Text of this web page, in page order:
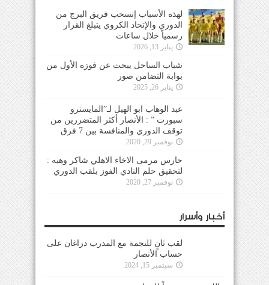
لهذه الأسباب إنسحب فريق البرج من
الدوري والإتحاد الكروي يتبلغ القرار
رسمياً خلال ساعات
يناير 13, 2026
شباب الساحل يبحث عن فوزه الأول من
بوابة التضامن صور
يناير 26, 2025
عبد الوهاب ابو الهيل لـ”المايسترو
سبورت ” : الأنصار أكثر المتضررين من
توقف الدوري والمنافسة بين 7 فرق
نوفمبر 29, 2020
حارس مرمى الاخاء الاهلي شاكر وهبه :
لتحقيق حلم النادي الفوز بلقب الدوري
نوفمبر 27, 2020
أخبار وأسرار
لقب ثانٍ للنجمة مع المدرب دراغان على
حساب الأنصار
سبتمبر 15, 2024